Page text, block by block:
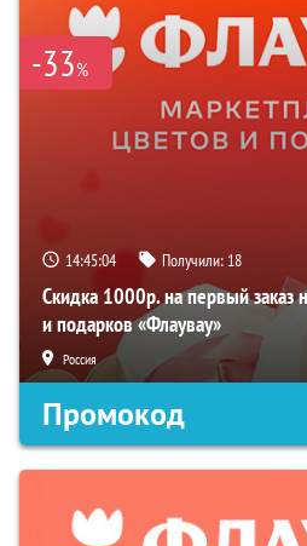
-33%
14:45:03 Получили: 18
Скидка 1000р. на первый заказ
и подарков «Флаувау»
Россия
Промокод